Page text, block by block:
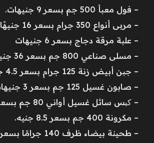
– فول معبأ 500 جم بسعر 9 جنيهات.
– مربى أنواع 350 جرام بسعر 16 جنيهًا.
– علبة مرقة دجاج بسعر 6 جنيهات
– مسلى صناعي 800 جم بسعر 36 جنيهًا.
– جبن أبيض زنة 125 جرام بسعر 4.5 جنيه.
– صابون غسيل 125 جم بسعر 3 جنيهات.
– کیس سائل غسيل أواني 80 جم بسعر 3 جنيهات.
– مكرونة 400 جم بسعر 8.5 جنيه.
– طحينة بيضاء ظرف 140 جرامًا بسعر 3.75 جنيه.